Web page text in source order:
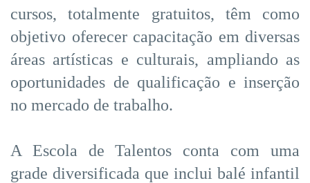
cursos, totalmente gratuitos, têm como
objetivo oferecer capacitação em diversas
áreas artísticas e culturais, ampliando as
oportunidades de qualificação e inserção
no mercado de trabalho.
A Escola de Talentos conta com uma
grade diversificada que inclui balé infantil